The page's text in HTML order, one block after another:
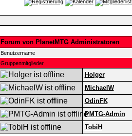
Forum von PlanetMTG Administratoren
Benutzername
Gruppenmitglieder
Holger
MichaelW
OdinFK
PMTG-Admin
TobiH